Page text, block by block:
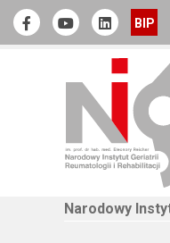
Narodowy Instytut
Narodowy